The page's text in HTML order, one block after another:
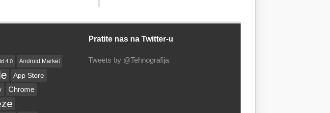
4.0 Android Market
App Store
Chrome
Pratite nas na Twitter-u
Tweets by @Tehnografija